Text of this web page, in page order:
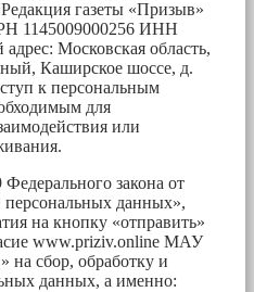
газеты «Призыв»
1145009000256 ИНН
Московская область,
Каширское шоссе, д.
к персональным
для
или
закона от
данных»,
на кнопку «отправить»
www.priziv.online МАУ
на сбор, обработку и
данных, а именно: